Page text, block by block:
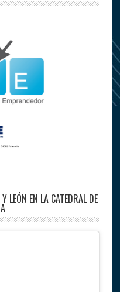
LEÓN EN LA CATEDRAL DE